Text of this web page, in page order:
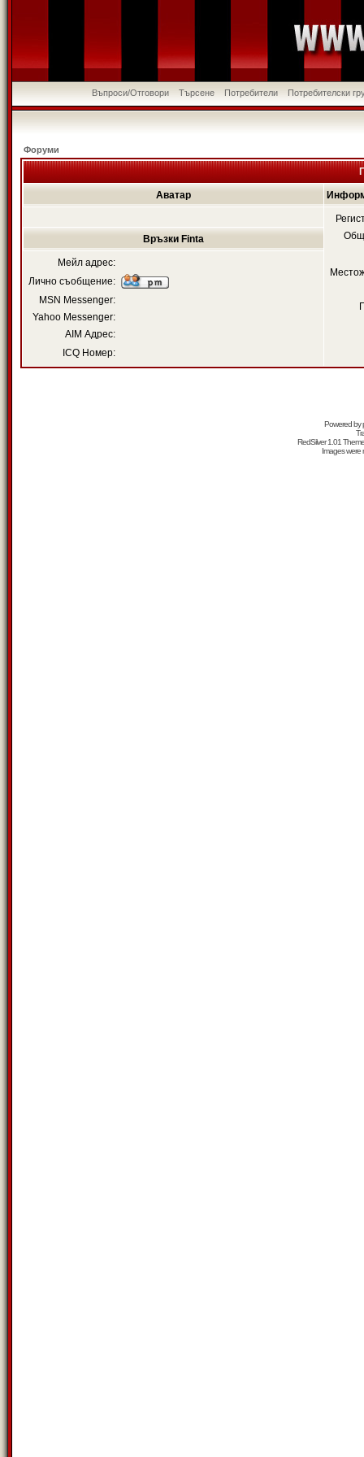
Въпроси/Отговори Търсене Потребители Потребителски
Форуми
Аватар
Връзки Finta
Мейл адрес:
Лично съобщение:
MSN Messenger:
Yahoo Messenger:
AIM Адрес:
ICQ Номер:
Powered by
RedSilver 1.01
Images were